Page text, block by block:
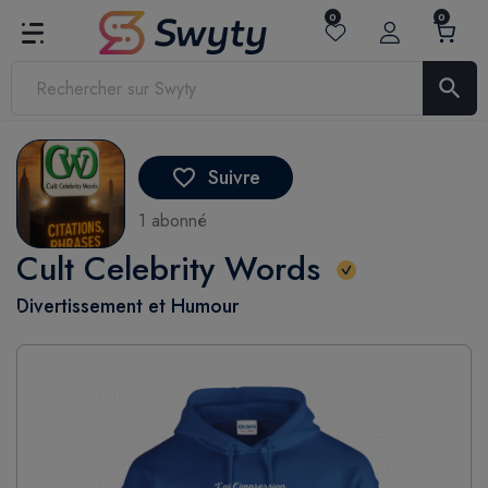
search
0 0
favorite_border Suivre
1 abonné
Cult Celebrity Words
Divertissement et Humour